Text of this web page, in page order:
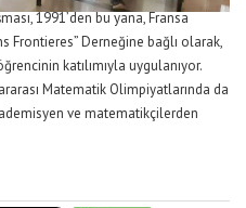
1991’den bu yana, Fransa
Frontieres” Derneğine bağlı olarak,
katılımıyla uygulanıyor.
Matematik Olimpiyatlarında da
ve matematikçilerden